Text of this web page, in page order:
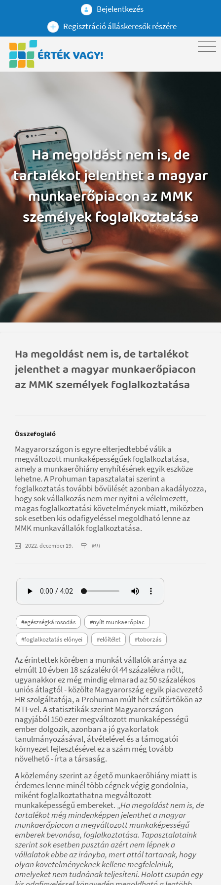
Bejelentkezés
Regisztráció álláskeresők részére
Ha megoldást nem is, de
tartalékot jelenthet a magyar
munkaerőpiacon az MMK
személyek foglalkoztatása
Ha megoldást nem is, de tartalékot
jelenthet a magyar munkaerőpiacon
az MMK személyek foglalkoztatása
Összefoglaló
Magyarországon is egyre elterjedtebbé válik a
megváltozott munkaképességűek foglalkoztatása,
amely a munkaerőhiány enyhítésének egyik eszköze
lehetne. A Prohuman tapasztalatai szerint a
foglalkoztatás további bővülését azonban akadályozza,
hogy sok vállalkozás nem mer nyitni a vélelmezett,
magas foglalkoztatási követelmények miatt, miközben
sok esetben kis odafigyeléssel megoldható lenne az
MMK munkavállalók foglalkoztatása.
2022. december 19. MTI
#egészségkárosodás #nyílt munkaerőpiac
#foglalkoztatás előnyei #előítélet #toborzás
Az érintettek körében a munkát vállalók aránya az
elmúlt 10 évben 18 százalékról 44 százalékra nőtt,
ugyanakkor ez még mindig elmarad az 50 százalékos
uniós átlagtól - közölte Magyarország egyik piacvezető
HR szolgáltatója, a Prohuman múlt hét csütörtökön az
MTI-vel. A statisztikák szerint Magyarországon
nagyjából 150 ezer megváltozott munkaképességű
ember dolgozik, azonban a jó gyakorlatok
tanulmányozásával, átvételével és a támogatói
környezet fejlesztésével ez a szám még tovább
növelhető - írta a társaság.
A közlemény szerint az égető munkaerőhiány miatt is
érdemes lenne minél több cégnek végig gondolnia,
miként foglalkoztathatna megváltozott
munkaképességű embereket. „Ha megoldást nem is, de
tartalékot még mindenképpen jelenthet a magyar
munkaerőpiacon a megváltozott munkaképességű
emberek bevonása, foglalkoztatása. Tapasztalataink
szerint sok esetben pusztán azért nem lépnek a
vállalatok ebbe az irányba, mert attól tartanak, hogy
olyan követelményeknek kellene megfelelniük,
amelyeket nem tudnának teljesíteni. Holott csupán egy